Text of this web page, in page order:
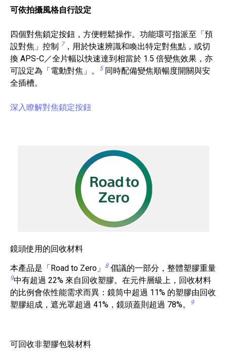
可依拍攝風格自行設定
四個對焦鎖定按鈕，方便輕鬆操作。功能環可指派至「預
設對焦」控制 7，用於快速辨識和喚出特定對焦點，或切
換 APS-C／全片幅以快速達到相當於 1.5 倍變焦效果，亦
可設定為「電動對焦」。
5 同時配備變焦順暢度開關與安
全插槽。
深入瞭解對焦鎖定按鈕
鏡頭使用的回收材料
本產品是「Road to Zero」
8倡議的一部分，整體塑膠重量
9中有超過 22% 來自回收塑膠。在元件層級上，回收材料
的比例會依性能需求而異：鏡筒中超過 11% 的塑膠由回收
塑膠組成，遮光罩超過 41%，鏡頭蓋則超過 78%。
9
可回收非塑膠包裝材料